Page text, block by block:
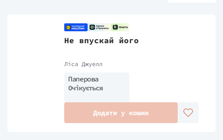
Не впускай його
Ліса Джуелл
Паперова
Очікується
Додати у кошик